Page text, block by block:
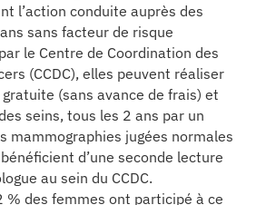
l’action conduite auprès des
sans facteur de risque
le Centre de Coordination des
(CCDC), elles peuvent réaliser
(sans avance de frais) et
seins, tous les 2 ans par un
mammographies jugées normales
d’une seconde lecture
au sein du CCDC.
des femmes ont participé à ce